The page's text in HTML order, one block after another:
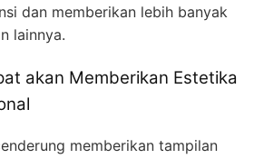
dan memberikan lebih banyak
lainnya.
akan Memberikan Estetika
memberikan tampilan